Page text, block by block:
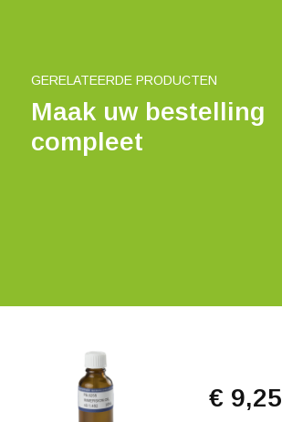
GERELATEERDE PRODUCTEN
Maak uw bestelling
compleet
Professionele
€ 9,25